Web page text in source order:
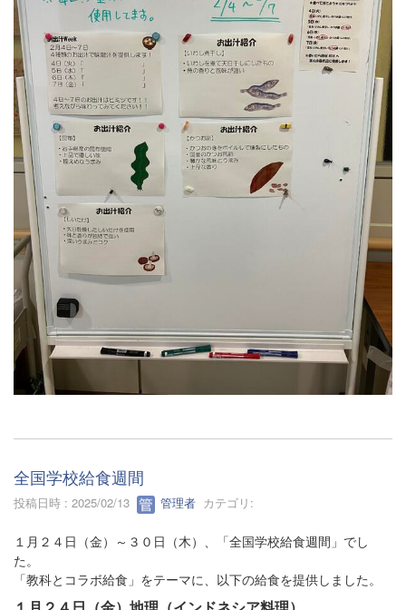
全国学校給食週間
投稿日時 : 2025/02/13 管理者 カテゴリ:
１月２４日（金）～３０日（木）、「全国学校給食週間」でし
た。
「教科とコラボ給食」をテーマに、以下の給食を提供しました。